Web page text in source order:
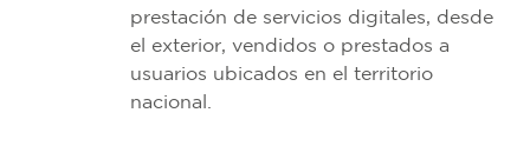
prestación de servicios digitales, desde
el exterior, vendidos o prestados a
usuarios ubicados en el territorio
nacional.